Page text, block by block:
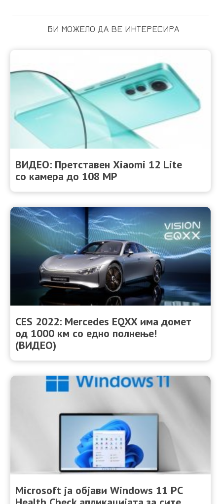
БИ МОЖЕЛО ДА ВЕ ИНТЕРЕСИРА
ВИДЕО: Претставен Xiaomi 12 Lite
со камера до 108 MP
CES 2022: Mercedes EQXX има домет
од 1000 км со едно полнење!
(ВИДЕО)
Microsoft ја објави Windows 11 PC